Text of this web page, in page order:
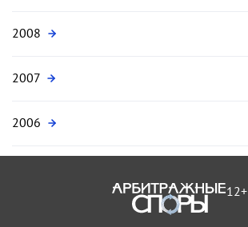
2008
2007
2006
12+